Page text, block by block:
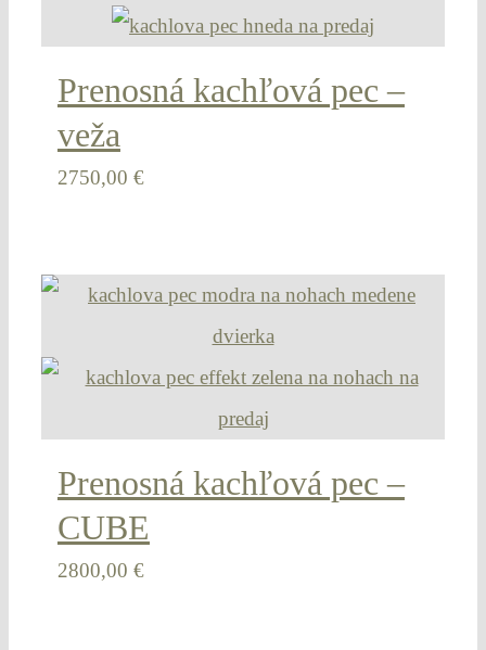
Prenosná kachľová pec –
veža
2750,00 €
Prenosná kachľová pec –
CUBE
2800,00 €